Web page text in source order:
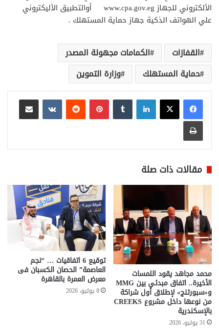
الألكتروني للجهاز www.cpa.gov.eg أوالتطبيق الأليكتروني
علي الهواتف الذكية جهاز حماية المستهلك .
القفازات
الكمامات مجهولة المصدر
حماية المستهلك
وزارة التموين
لينكدإن بينتيريست
مشاركة عبر البريد
طباعة
مقالات ذات صلة
محمد مجاهد يقود اللمسات
الأخيرة.. اتفاق مبدئي بين MMG
و«سبورتنج» لإطلاق أول شراكة
من نوعها داخل مشروع CREEKS
بالإسكندرية
31 يوليو، 2026
توقيع 6 اتفاقيات … “نجم
العاصمة” الحصان الكسبان فى
معرض العمرة بالقاهرة
8 يوليو، 2026